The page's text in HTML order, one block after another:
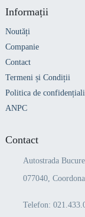
Informații
Noutăți
Companie
Contact
Termeni și Condiții
Politica de
ANPC
Contact
Autostrada
077040,
Telefon: